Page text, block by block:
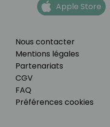
Nous contacter
Mentions légales
Partenariats
CGV
FAQ
Préférences cookies
Apple Store